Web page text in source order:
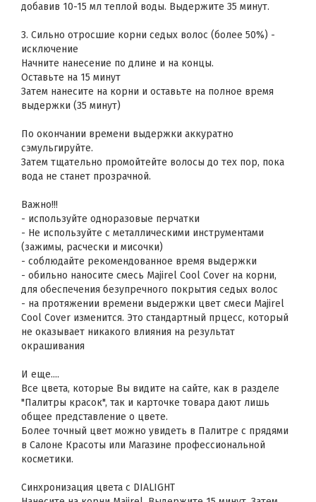
добавив 10-15 мл теплой воды. Выдержите 35 минут.
3. Сильно отросшие корни седых волос (более 50%) -
исключение
Начните нанесение по длине и на концы.
Оставьте на 15 минут
Затем нанесите на корни и оставьте на полное время
выдержки (35 минут)
По окончании времени выдержки аккуратно
сэмульгируйте.
Затем тщательно промойтейте волосы до тех пор, пока
вода не станет прозрачной.
Важно!!!
- используйте одноразовые перчатки
- Не используйте с металлическими инструментами
(зажимы, расчески и мисочки)
- соблюдайте рекомендованное время выдержки
- обильно наносите смесь Majirel Cool Cover на корни,
для обеспечения безупречного покрытия седых волос
- на протяжении времени выдержки цвет смеси Majirel
Cool Cover изменится. Это стандартный прцесс, который
не оказывает никакого влияния на результат
окрашивания
И еще....
Все цвета, которые Вы видите на сайте, как в разделе
"Палитры красок", так и карточке товара дают лишь
общее представление о цвете.
Более точный цвет можно увидеть в Палитре с прядями
в Салоне Красоты или Магазине профессиональной
косметики.
Синхронизация цвета с DIALIGHT